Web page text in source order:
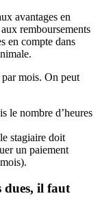
avantages en
remboursements
en compte dans
mois. On peut
le nombre d’heures
stagiaire doit
un paiement
dues, il faut